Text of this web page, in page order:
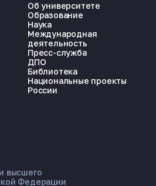
— ПОМОЩНИК КГЭУ
высшего
Федерации
Об университете
Образование
Наука
Международная
деятельность
Пресс-служба
ДПО
Библиотека
Национальные проекты
России